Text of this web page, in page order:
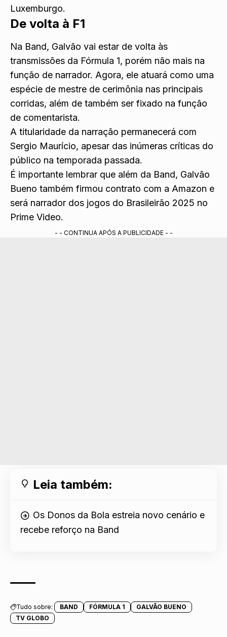
Luxemburgo.
De volta à F1
Na Band, Galvão vai estar de volta às
transmissões da Fórmula 1, porém não mais na
função de narrador. Agora, ele atuará como uma
espécie de mestre de cerimônia nas principais
corridas, além de também ser fixado na função
de comentarista.
A titularidade da narração permanecerá com
Sergio Maurício, apesar das inúmeras críticas do
público na temporada passada.
É importante lembrar que além da Band, Galvão
Bueno também firmou contrato com a Amazon e
será narrador dos jogos do Brasileirão 2025 no
Prime Video.
- - CONTINUA APÓS A PUBLICIDADE - -
Leia também:
Os Donos da Bola estreia novo cenário e
recebe reforço na Band
Tudo sobre: BAND FÓRMULA 1
GALVÃO BUENO
TV GLOBO